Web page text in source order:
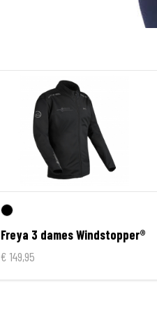
Freya 3 dames Windstopper®
€ 149,95